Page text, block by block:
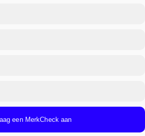
een MerkCheck aan